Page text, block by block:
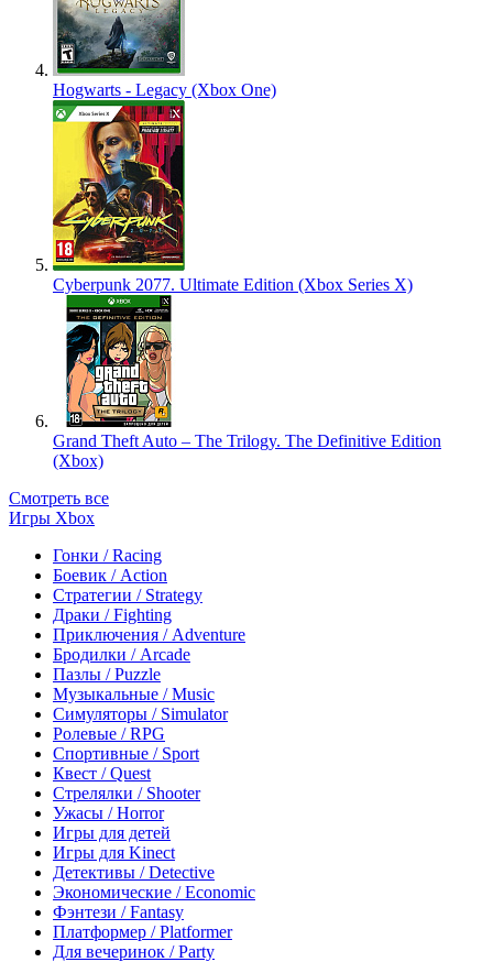
Hogwarts - Legacy (Xbox One)
Cyberpunk 2077. Ultimate Edition (Xbox Series X)
Grand Theft Auto – The Trilogy. The Definitive Edition
(Xbox)
Смотреть все
Игры Xbox
Гонки / Racing
Боевик / Action
Стратегии / Strategy
Драки / Fighting
Приключения / Adventure
Бродилки / Arcade
Пазлы / Puzzle
Музыкальные / Music
Симуляторы / Simulator
Ролевые / RPG
Спортивные / Sport
Квест / Quest
Стрелялки / Shooter
Ужасы / Horror
Игры для детей
Игры для Kinect
Детективы / Detective
Экономические / Economic
Фэнтези / Fantasy
Платформер / Platformer
Для вечеринок / Party